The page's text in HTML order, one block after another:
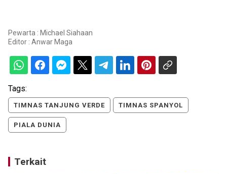
Pewarta : Michael Siahaan
Editor : Anwar Maga
Tags:
TIMNAS TANJUNG VERDE TIMNAS SPANYOL
PIALA DUNIA
Terkait